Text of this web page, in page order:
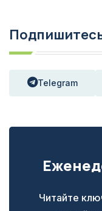
Telegram
Читайте